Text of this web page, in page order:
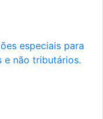
especiais para
não tributários.